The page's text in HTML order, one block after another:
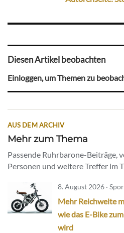
Diesen Artikel beobachten
Einloggen, um Themen zu
AUS DEM ARCHIV
Mehr zum Thema
Passende Ruhrbarone-Beiträge,
Personen und weitere Treffer im
8. August 2026 ·
Mehr Reichweite
wie das E-Bike
wird